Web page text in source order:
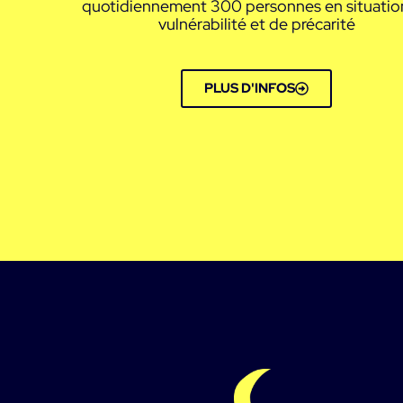
quotidiennement 300 personnes en
vulnérabilité et de précarité
PLUS D'INFOS